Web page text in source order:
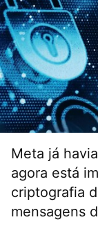
Meta já
agora está
criptografia
mensagens